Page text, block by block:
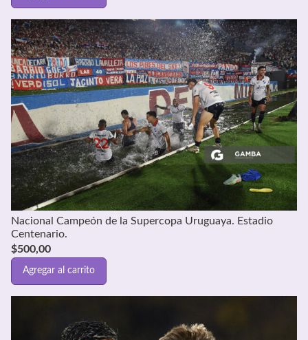
Nacional Campeón de la Supercopa Uruguaya. Estadio
Centenario.
$500,00
Agregar al carrito